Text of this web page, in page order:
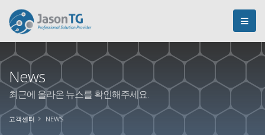
News
최근에 올라온 뉴스를 확인해주세요.
고객센터 NEWS